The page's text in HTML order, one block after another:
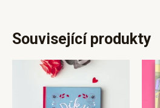
Související produkty